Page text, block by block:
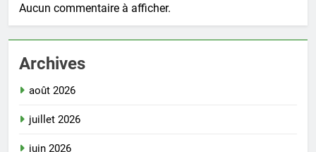
Aucun commentaire à afficher.
Archives
août 2026
juillet 2026
juin 2026